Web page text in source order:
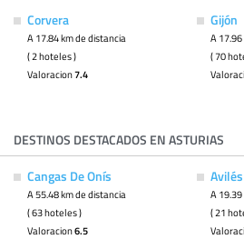
Corvera
A 17.84 km de distancia
( 2 hoteles )
Valoracion7.4
Gijón
A
( 70
DESTINOS DESTACADOS EN ASTURIAS
Cangas De Onís
A 55.48 km de distancia
( 63 hoteles )
Valoracion6.5
Avilés
A
( 21